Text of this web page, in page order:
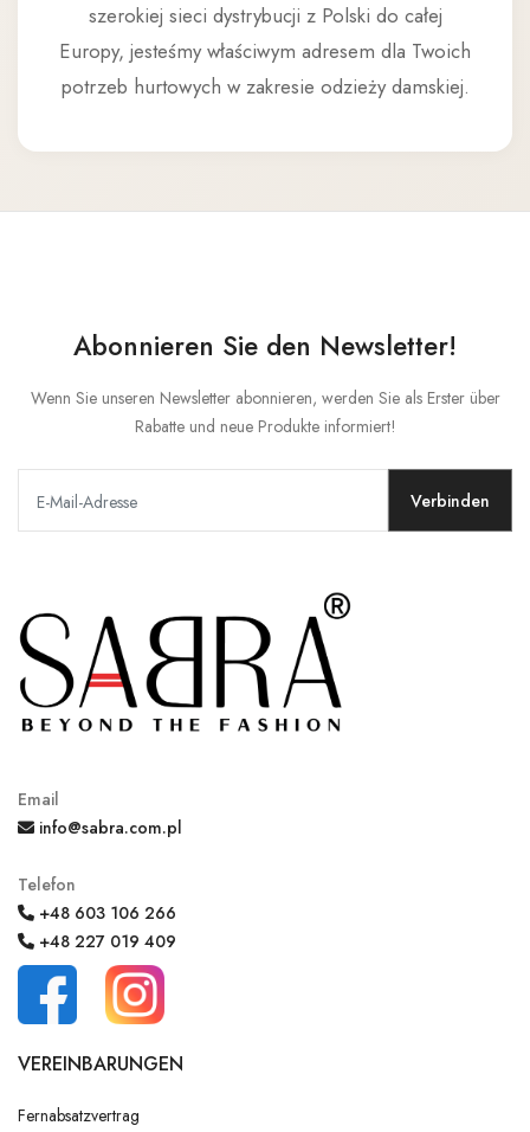
szerokiej sieci dystrybucji z Polski do całej
Europy, jesteśmy właściwym adresem dla Twoich
potrzeb hurtowych w zakresie odzieży damskiej.
Abonnieren Sie den Newsletter!
Wenn Sie unseren Newsletter abonnieren, werden Sie als Erster über
Rabatte und neue Produkte informiert!
Verbinden
Email
info@sabra.com.pl
Telefon
+48 603 106 266
+48 227 019 409
VEREINBARUNGEN
Fernabsatzvertrag